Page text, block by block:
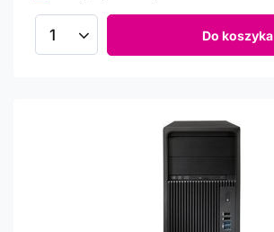
Ilość produktów Do koszyka